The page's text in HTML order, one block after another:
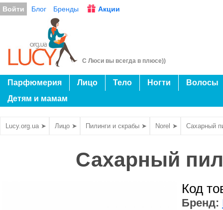
Войти Блог Бренды Акции
С Люси вы всегда в плюсе))
Парфюмерия Лицо Тело Ногти
Волосы
Детям и мамам
Lucy.org.ua ➤ Лицо ➤ Пилинги и скрабы ➤ Norel ➤ Сахарный
Сахарный
Код
Бренд: